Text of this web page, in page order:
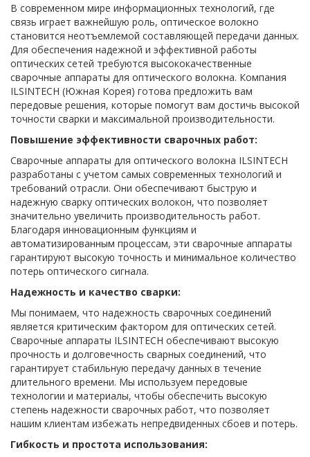
В современном мире информационных технологий, где
связь играет важнейшую роль, оптическое волокно
становится неотъемлемой составляющей передачи данных.
Для обеспечения надежной и эффективной работы
оптических сетей требуются высококачественные
сварочные аппараты для оптического волокна. Компания
ILSINTECH (Южная Корея) готова предложить вам
передовые решения, которые помогут вам достичь высокой
точности сварки и максимальной производительности.
Повышение эффективности сварочных работ:
Сварочные аппараты для оптического волокна ILSINTECH
разработаны с учетом самых современных технологий и
требований отрасли. Они обеспечивают быструю и
надежную сварку оптических волокон, что позволяет
значительно увеличить производительность работ.
Благодаря инновационным функциям и
автоматизированным процессам, эти сварочные аппараты
гарантируют высокую точность и минимальное количество
потерь оптического сигнала.
Надежность и качество сварки:
Мы понимаем, что надежность сварочных соединений
является критическим фактором для оптических сетей.
Сварочные аппараты ILSINTECH обеспечивают высокую
прочность и долговечность сварных соединений, что
гарантирует стабильную передачу данных в течение
длительного времени. Мы используем передовые
технологии и материалы, чтобы обеспечить высокую
степень надежности сварочных работ, что позволяет
нашим клиентам избежать непредвиденных сбоев и потерь.
Гибкость и простота использования: